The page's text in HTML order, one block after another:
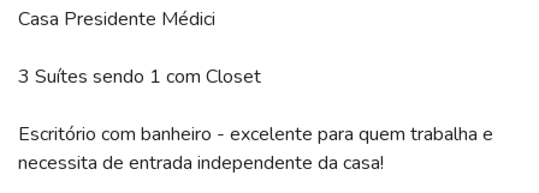
Casa Presidente Médici
3 Suítes sendo 1 com Closet
Escritório com banheiro - excelente para quem trabalha e
necessita de entrada independente da casa!